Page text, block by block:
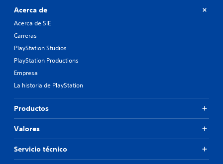
Acerca de
Acerca de SIE
Carreras
PlayStation Studios
PlayStation Productions
Empresa
La historia de PlayStation
Productos
Valores
Servicio técnico